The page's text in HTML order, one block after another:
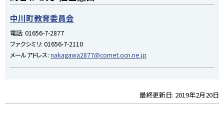
に
戻
中川町教育委員会
電話: 01656-7-2877
ファクシミリ: 01656-7-2110
メールアドレス: nakagawa2877@comet.ocn.ne.jp
ッ
最終更新日: 2019年2月20日